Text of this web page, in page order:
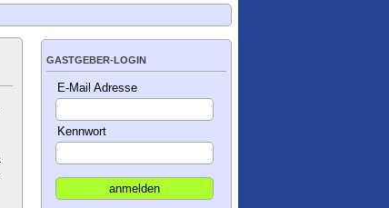
GASTGEBER-LOGIN
E-Mail Adresse
Kennwort